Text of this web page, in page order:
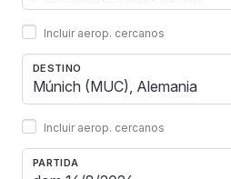
Incluir aerop. cercanos
DESTINO
Incluir aerop. cercanos
PARTIDA